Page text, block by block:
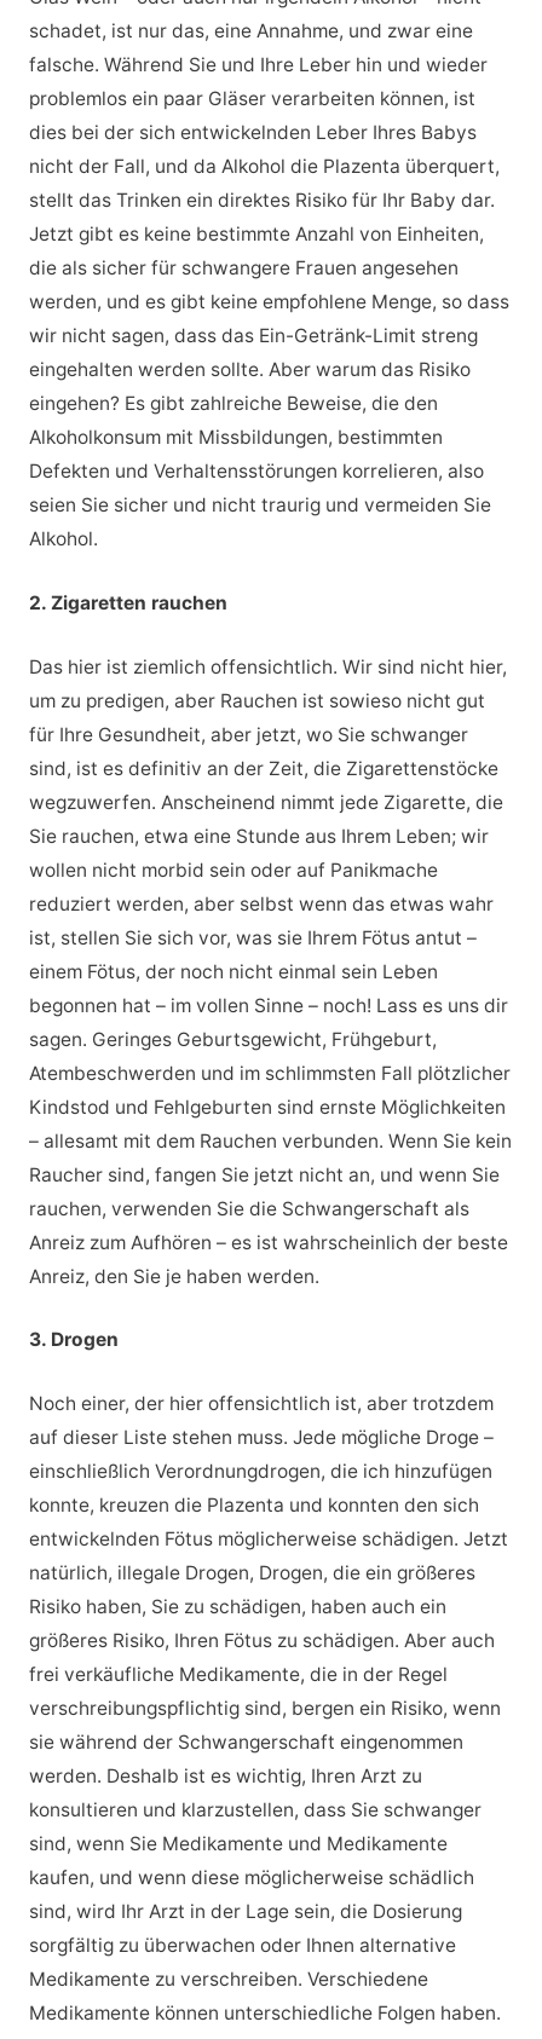
schadet, ist nur das, eine Annahme, und zwar eine
falsche. Während Sie und Ihre Leber hin und wieder
problemlos ein paar Gläser verarbeiten können, ist
dies bei der sich entwickelnden Leber Ihres Babys
nicht der Fall, und da Alkohol die Plazenta überquert,
stellt das Trinken ein direktes Risiko für Ihr Baby dar.
Jetzt gibt es keine bestimmte Anzahl von Einheiten,
die als sicher für schwangere Frauen angesehen
werden, und es gibt keine empfohlene Menge, so dass
wir nicht sagen, dass das Ein-Getränk-Limit streng
eingehalten werden sollte. Aber warum das Risiko
eingehen? Es gibt zahlreiche Beweise, die den
Alkoholkonsum mit Missbildungen, bestimmten
Defekten und Verhaltensstörungen korrelieren, also
seien Sie sicher und nicht traurig und vermeiden Sie
Alkohol.
2. Zigaretten rauchen
Das hier ist ziemlich offensichtlich. Wir sind nicht hier,
um zu predigen, aber Rauchen ist sowieso nicht gut
für Ihre Gesundheit, aber jetzt, wo Sie schwanger
sind, ist es definitiv an der Zeit, die Zigarettenstöcke
wegzuwerfen. Anscheinend nimmt jede Zigarette, die
Sie rauchen, etwa eine Stunde aus Ihrem Leben; wir
wollen nicht morbid sein oder auf Panikmache
reduziert werden, aber selbst wenn das etwas wahr
ist, stellen Sie sich vor, was sie Ihrem Fötus antut –
einem Fötus, der noch nicht einmal sein Leben
begonnen hat – im vollen Sinne – noch! Lass es uns dir
sagen. Geringes Geburtsgewicht, Frühgeburt,
Atembeschwerden und im schlimmsten Fall plötzlicher
Kindstod und Fehlgeburten sind ernste Möglichkeiten
– allesamt mit dem Rauchen verbunden. Wenn Sie kein
Raucher sind, fangen Sie jetzt nicht an, und wenn Sie
rauchen, verwenden Sie die Schwangerschaft als
Anreiz zum Aufhören – es ist wahrscheinlich der beste
Anreiz, den Sie je haben werden.
3. Drogen
Noch einer, der hier offensichtlich ist, aber trotzdem
auf dieser Liste stehen muss. Jede mögliche Droge –
einschließlich Verordnungdrogen, die ich hinzufügen
konnte, kreuzen die Plazenta und konnten den sich
entwickelnden Fötus möglicherweise schädigen. Jetzt
natürlich, illegale Drogen, Drogen, die ein größeres
Risiko haben, Sie zu schädigen, haben auch ein
größeres Risiko, Ihren Fötus zu schädigen. Aber auch
frei verkäufliche Medikamente, die in der Regel
verschreibungspflichtig sind, bergen ein Risiko, wenn
sie während der Schwangerschaft eingenommen
werden. Deshalb ist es wichtig, Ihren Arzt zu
konsultieren und klarzustellen, dass Sie schwanger
sind, wenn Sie Medikamente und Medikamente
kaufen, und wenn diese möglicherweise schädlich
sind, wird Ihr Arzt in der Lage sein, die Dosierung
sorgfältig zu überwachen oder Ihnen alternative
Medikamente zu verschreiben. Verschiedene
Medikamente können unterschiedliche Folgen haben.